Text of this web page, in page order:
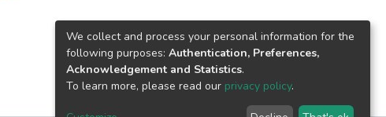
We collect and process your personal information for the
following purposes: Authentication, Preferences,
Acknowledgement and Statistics.
To learn more, please read our privacy policy.